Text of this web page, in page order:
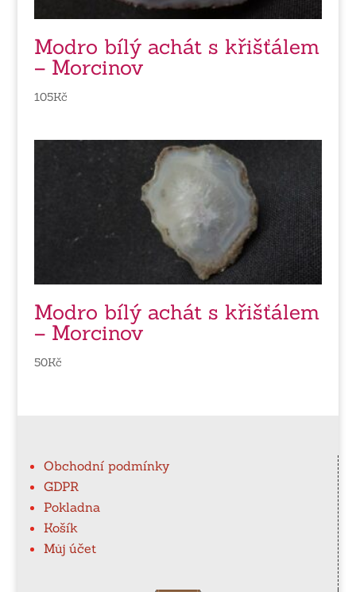
Modro bílý achát s křišťálem
– Morcinov
105Kč
Modro bílý achát s křišťálem
– Morcinov
50Kč
Obchodní podmínky
GDPR
Pokladna
Košík
Můj účet